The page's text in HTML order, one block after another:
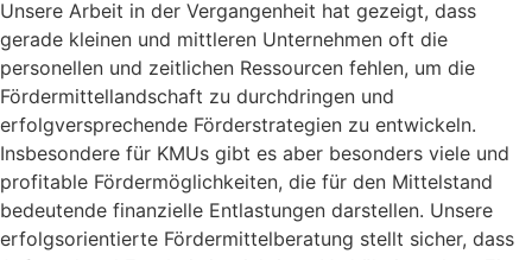
Unsere Arbeit in der Vergangenheit hat gezeigt, dass
gerade kleinen und mittleren Unternehmen oft die
personellen und zeitlichen Ressourcen fehlen, um die
Fördermittellandschaft zu durchdringen und
erfolgversprechende Förderstrategien zu entwickeln.
Insbesondere für KMUs gibt es aber besonders viele und
profitable Fördermöglichkeiten, die für den Mittelstand
bedeutende finanzielle Entlastungen darstellen. Unsere
erfolgsorientierte Fördermittelberatung stellt sicher, dass